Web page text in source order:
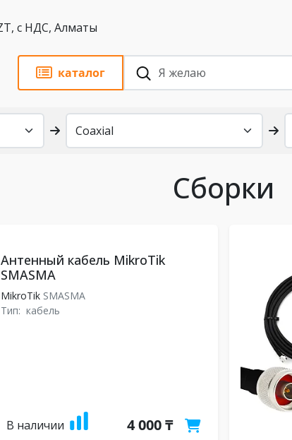
KZT, с НДС, Алматы
каталог
Сборки
Антенный кабель MikroTik
SMASMA
MikroTikSMASMA
Тип: кабель
В наличии 4 000 ₸